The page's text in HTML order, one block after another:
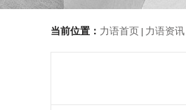
当前位置： 力语首页 | 力语资讯